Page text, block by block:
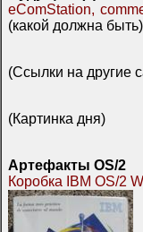
eComStation,
(какой должна быть)
(Ссылки на другие
(Картинка дня)
Артефакты OS/2
Коробка IBM OS/2